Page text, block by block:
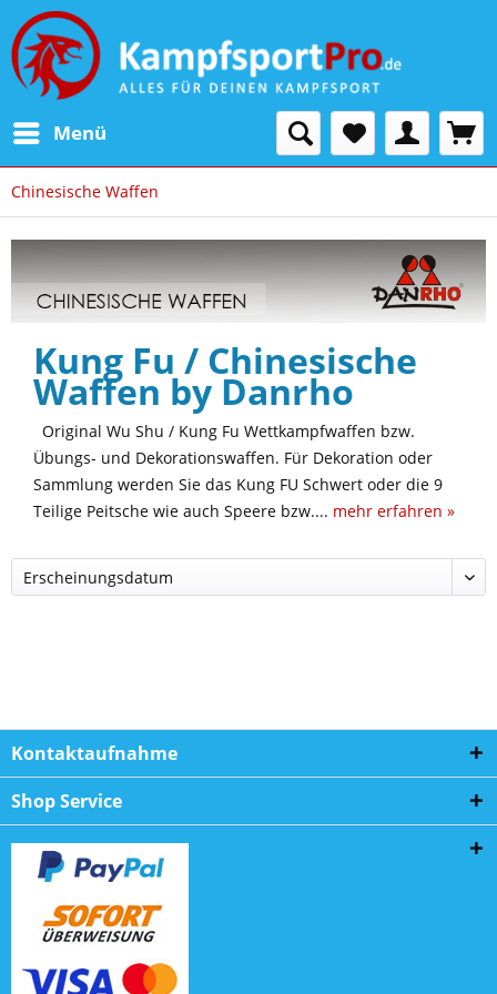
Menü
Chinesische Waffen
Kung Fu / Chinesische
Waffen by Danrho
Original Wu Shu / Kung Fu Wettkampfwaffen bzw.
Übungs- und Dekorationswaffen. Für Dekoration oder
Sammlung werden Sie das Kung FU Schwert oder die 9
Teilige Peitsche wie auch Speere bzw.... mehr erfahren »
Kontaktaufnahme
Shop Service